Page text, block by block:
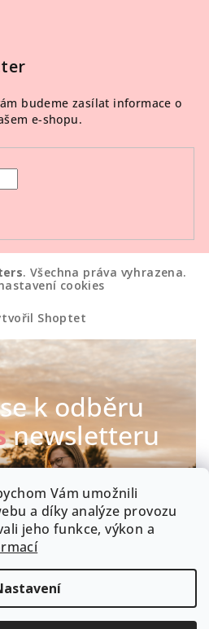
Vám umožnili
a díky analýze provozu
jeho funkce, výkon a
budeme zasílat informace o
e-shopu.
. Všechna práva vyhrazena.
cookies
Shoptet
k odběru
newsletteru
dozví o našich novinkách a
Máme radost :-)
zrovna Tobě něco uniklo!